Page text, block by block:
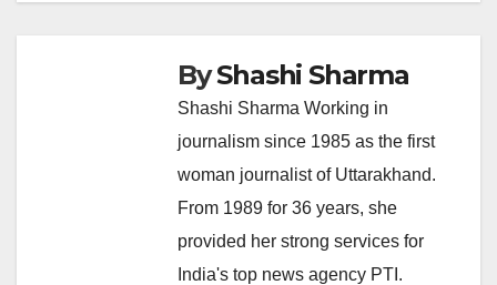
ByShashi Sharma
Shashi Sharma Working in
journalism since 1985 as the first
woman journalist of Uttarakhand.
From 1989 for 36 years, she
provided her strong services for
India's top news agency PTI.